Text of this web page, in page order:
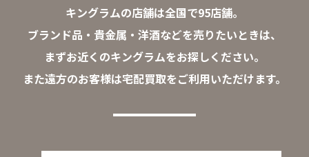
キングラムの店舗は全国で95店舗。
ブランド品・貴金属・洋酒などを売りたいときは、
まずお近くのキングラムをお探しください。
また遠方のお客様は宅配買取をご利用いただけます。